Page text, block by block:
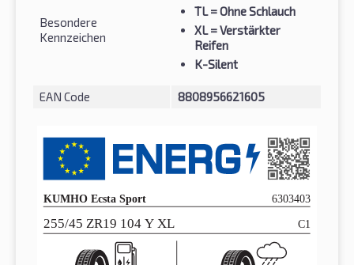
Besondere
Kennzeichen
TL= Ohne Schlauch
XL= Verstärkter
Reifen
K-Silent
EAN Code 8808956621605